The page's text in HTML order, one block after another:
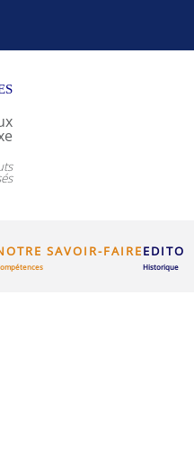
SAVOIR-FAIREEDITO
Historique